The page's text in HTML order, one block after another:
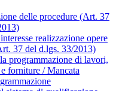
delle procedure (Art. 37
realizzazione opere
37 del d.lgs. 33/2013)
programmazione di lavori,
forniture / Mancata